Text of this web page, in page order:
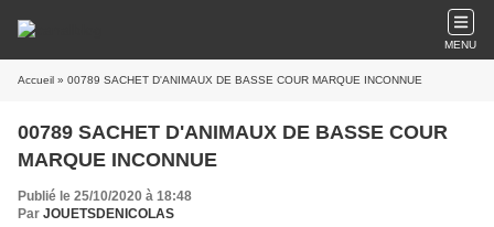
MENU
Accueil » 00789 SACHET D'ANIMAUX DE BASSE COUR MARQUE INCONNUE
00789 SACHET D'ANIMAUX DE BASSE COUR
MARQUE INCONNUE
Publié le 25/10/2020 à 18:48
Par JOUETSDENICOLAS